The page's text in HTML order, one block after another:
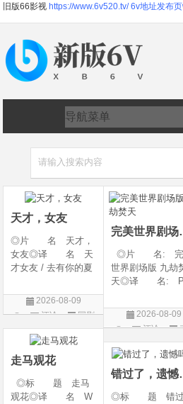
旧版66影视 https://www.6v520.tv/ 6v地址发布
请输入搜索内容
天才，女友
◎片 名 天才，
女友◎译 名 天
才女友 / 去有你的夏
年 代 2026◎
产 地 中国大陆
爱情◎语 言 汉
语普通话◎上映日期
2026-08-09
评论
国剧
完美
◎片 名: 完
世界剧场版 九劫
天◎译 名:
ne Calamities
g Heaven / Perfect
ribulations
the H
2026-08-09
评论
片
走马观花
◎标 题 走马
观花◎译 名 W
错
◎标 题 错过